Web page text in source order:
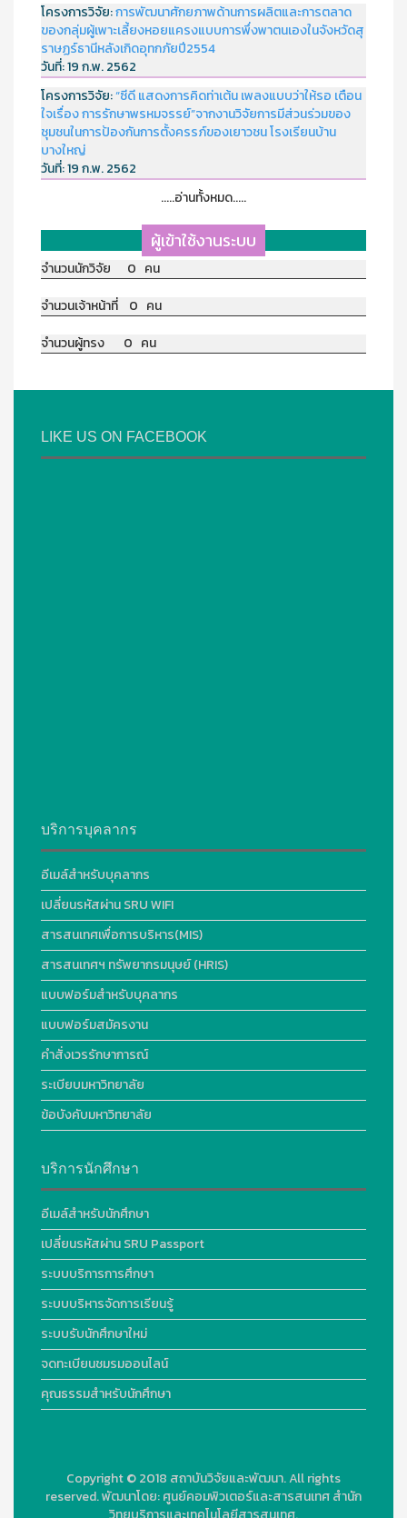
โครงการวิจัย:การพัฒนาศักยภาพด้านการผลิตและการตลาด
ของกลุ่มผู้เพาะเลี้ยงหอยแครงแบบการพึ่งพาตนเองในจังหวัดสุ
ราษฏร์ธานีหลังเกิดอุทกภัยปี2554
วันที่:19 ก.พ. 2562
โครงการวิจัย:“ซีดี แสดงการคิดท่าเต้น เพลงแบบว่าให้รอ เตือน
ใจเรื่อง การรักษาพรหมจรรย์”จากงานวิจัยการมีส่วนร่วมของ
ชุมชนในการป้องกันการตั้งครรภ์ของเยาวชน โรงเรียนบ้าน
บางใหญ่
วันที่:19 ก.พ. 2562
.....อ่านทั้งหมด.....
ผู้เข้าใช้งานระบบ
จำนวนนักวิจัย 0 คน
จำนวนเจ้าหน้าที่ 0 คน
จำนวนผู้ทรง 0 คน
LIKE US ON FACEBOOK
บริการบุคลากร
อีเมล์สำหรับบุคลากร
เปลี่ยนรหัสผ่าน SRU WIFI
สารสนเทศเพื่อการบริหาร(MIS)
สารสนเทศฯ ทรัพยากรมนุษย์ (HRIS)
แบบฟอร์มสำหรับบุคลากร
แบบฟอร์มสมัครงาน
คำสั่งเวรรักษาการณ์
ระเบียบมหาวิทยาลัย
ข้อบังคับมหาวิทยาลัย
บริการนักศึกษา
อีเมล์สำหรับนักศึกษา
เปลี่ยนรหัสผ่าน SRU Passport
ระบบบริการการศึกษา
ระบบบริหารจัดการเรียนรู้
ระบบรับนักศึกษาใหม่
จดทะเบียนชมรมออนไลน์
คุณธรรมสำหรับนักศึกษา
Copyright © 2018 สถาบันวิจัยและพัฒนา. All rights
reserved.พัฒนาโดย:ศูนย์คอมพิวเตอร์และสารสนเทศ สำนัก